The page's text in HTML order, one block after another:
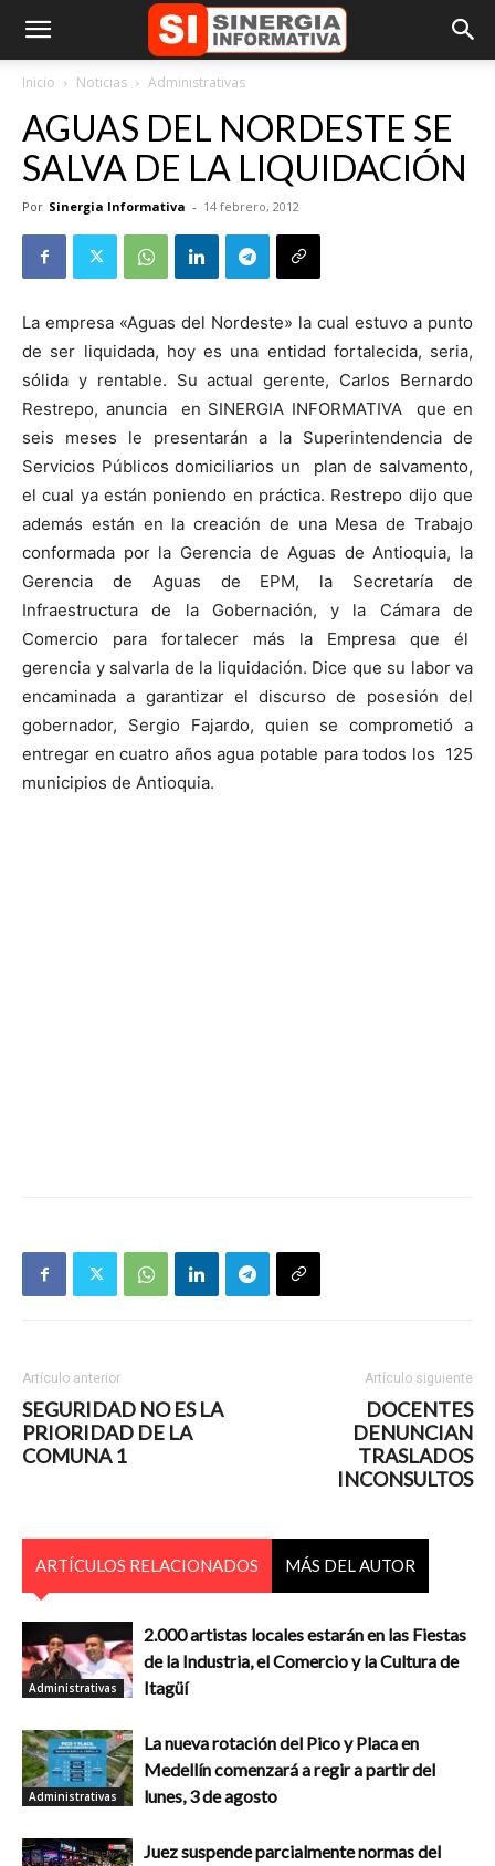
Inicio Noticias Administrativas
AGUAS DEL NORDESTE SE
SALVA DE LA LIQUIDACIÓN
Por Sinergia Informativa - 14 febrero, 2012
La empresa «Aguas del Nordeste» la cual estuvo a punto
de ser liquidada, hoy es una entidad fortalecida, seria,
sólida y rentable. Su actual gerente, Carlos Bernardo
Restrepo, anuncia en SINERGIA INFORMATIVA que en
seis meses le presentarán a la Superintendencia de
Servicios Públicos domiciliarios un plan de salvamento,
el cual ya están poniendo en práctica. Restrepo dijo que
además están en la creación de una Mesa de Trabajo
conformada por la Gerencia de Aguas de Antioquia, la
Gerencia de Aguas de EPM, la Secretaría de
Infraestructura de la Gobernación, y la Cámara de
Comercio para fortalecer más la Empresa que él
gerencia y salvarla de la liquidación. Dice que su labor va
encaminada a garantizar el discurso de posesión del
gobernador, Sergio Fajardo, quien se comprometió a
entregar en cuatro años agua potable para todos los 125
municipios de Antioquia.
Artículo anterior
SEGURIDAD NO ES LA
PRIORIDAD DE LA
COMUNA 1
Artículo siguiente
DOCENTES
DENUNCIAN
TRASLADOS
INCONSULTOS
ARTÍCULOS RELACIONADOS MÁS DEL AUTOR
Administrativas
2.000 artistas locales estarán en las Fiestas
de la Industria, el Comercio y la Cultura de
Itagüí
Administrativas
La nueva rotación del Pico y Placa en
Medellín comenzará a regir a partir del
lunes, 3 de agosto
Juez suspende parcialmente normas del